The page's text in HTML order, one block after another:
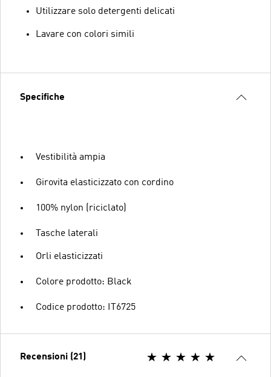
Utilizzare solo detergenti delicati
Lavare con colori simili
Specifiche
Vestibilità ampia
Girovita elasticizzato con cordino
100% nylon (riciclato)
Tasche laterali
Orli elasticizzati
Colore prodotto: Black
Codice prodotto: IT6725
Recensioni (21)